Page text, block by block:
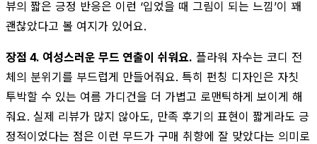
뷰의 짧은 긍정 반응은 이런 ‘입었을 때 그림이 되는 느낌’이 꽤
괜찮았다고 볼 여지가 있어요.
장점 4. 여성스러운 무드 연출이 쉬워요. 플라워 자수는 코디 전
체의 분위기를 부드럽게 만들어줘요. 특히 펀칭 디자인은 자칫
투박할 수 있는 여름 가디건을 더 가볍고 로맨틱하게 보이게 해
줘요. 실제 리뷰가 많지 않아도, 만족 후기의 표현이 짧게라도 긍
정적이었다는 점은 이런 무드가 구매 취향에 잘 맞았다는 의미로